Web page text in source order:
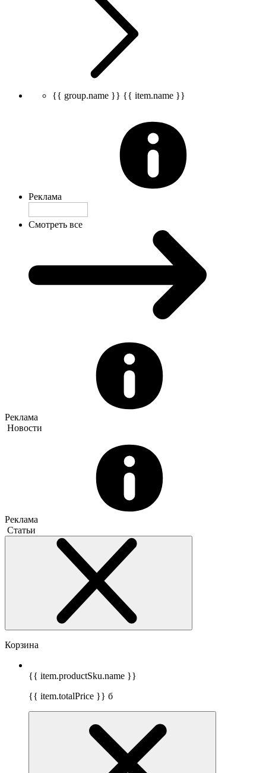
{{ group.name }} {{ item.name }}
Реклама
Смотреть все
Реклама
Новости
Реклама
Статьи
Корзина
{{ item.productSku.name }}
{{ item.totalPrice }} б